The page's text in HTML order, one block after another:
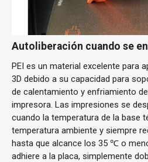
Autoliberación cuando se
PEI es un material excelente para
3D debido a su capacidad para
de calentamiento y enfriamiento
impresora. Las impresiones se
cuando la temperatura de la base
temperatura ambiente y siempre
hasta que alcance los 35 ℃ o
adhiere a la placa, simplemente